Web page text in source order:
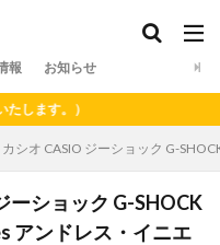
報 お知らせ
す。）
カシオ CASIO ジーショック G-
ーショック G-SHOCK
アンドレス・イニエ